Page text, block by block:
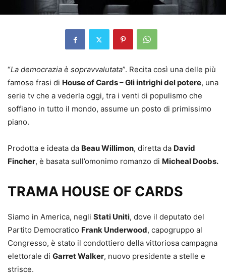
“La democrazia è sopravvalutata”. Recita così una delle più
famose frasi di House of Cards – Gli intrighi del potere, una
serie tv che a vederla oggi, tra i venti di populismo che
soffiano in tutto il mondo, assume un posto di primissimo
piano.
Prodotta e ideata da Beau Willimon, diretta da David
Fincher, è basata sull’omonimo romanzo di Micheal Doobs.
TRAMA HOUSE OF CARDS
Siamo in America, negli Stati Uniti, dove il deputato del
Partito Democratico Frank Underwood, capogruppo al
Congresso, è stato il condottiero della vittoriosa campagna
elettorale di Garret Walker, nuovo presidente a stelle e
strisce.